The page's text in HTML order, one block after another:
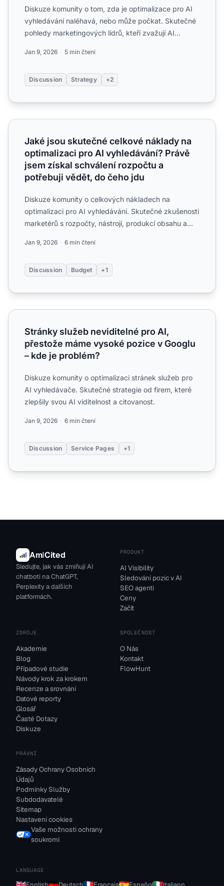
Diskuze komunity o tom, zda je optimalizace pro AI
vyhledávání naléhavá, nebo může počkat. Skutečné
pohledy marketingových lídrů, kteří zvažují AI
Jan 9, 2026 5 min čtení
Discussion Strategy +2
Jaké jsou skutečné celkové náklady na optimalizaci pro
Jaké jsou skutečné celkové náklady na
optimalizaci pro AI vyhledávání? Právě
jsem získal schválení rozpočtu a
potřebuji vědět, do čeho jdu
Diskuze komunity o celkových nákladech na
optimalizaci pro AI vyhledávání. Skutečné zkušenosti
marketérů s rozpočty, nástroji, produkcí obsahu a
Jan 9, 2026 6 min čtení
Discussion Budget +1
Stránky služeb neviditelné pro AI, přestože máme
Stránky služeb neviditelné pro AI,
přestože máme vysoké pozice v Googlu
– kde je problém?
Diskuze komunity o optimalizaci stránek služeb pro
AI vyhledávače. Skutečné strategie od firem, které
zlepšily svou AI viditelnost a citovanost.
Jan 9, 2026 6 min čtení
Discussion Service Pages +1
AmICited
Sledujte, jak vás zmiňují AI
chatboti na ChatGPT,
Perplexity a dalších
platformách.
PRODUKT
AI Visibility
Sledování pozic v AI
SEO agenti
Ceny
Začít
ZDROJE
Akademie
Blog
Případové studie
Návody krok za krokem
Recenze a srovnání
Datové reporty
Glosář
Časté Dotazy
Diskuze
SPOLEČNOST
O Nás
Kontakt
FlowHunt
PRÁVNÍ
Zásady Ochrany Osobních
Údajů
Podmínky Služby
Subdodavatelé
Sitemap
Nastavení cookies
Vaše možnosti ochrany
soukromí
LANGUAGE